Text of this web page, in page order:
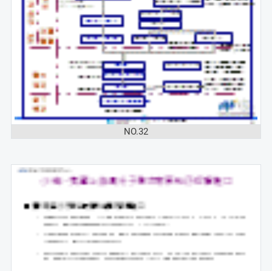
NO.32